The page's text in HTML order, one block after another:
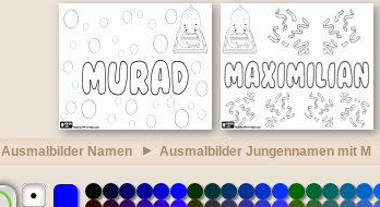
Ausmalbilder Namen Ausmalbilder Jungennamen mit M